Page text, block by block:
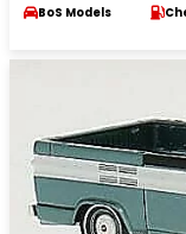
BoS Models